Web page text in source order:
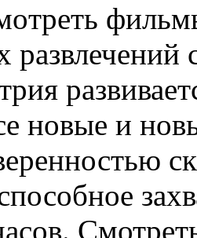
новые и